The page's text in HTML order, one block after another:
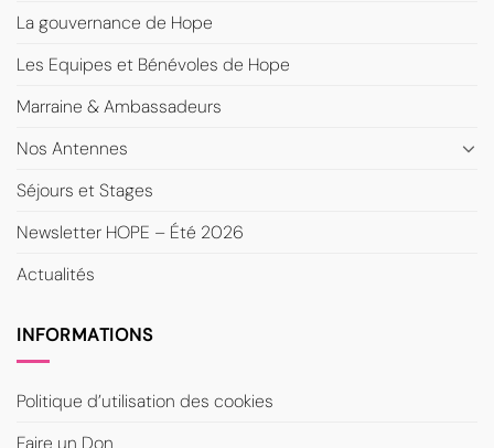
La gouvernance de Hope
Les Equipes et Bénévoles de Hope
Marraine & Ambassadeurs
Nos Antennes
Séjours et Stages
Newsletter HOPE – Été 2026
Actualités
INFORMATIONS
Politique d’utilisation des cookies